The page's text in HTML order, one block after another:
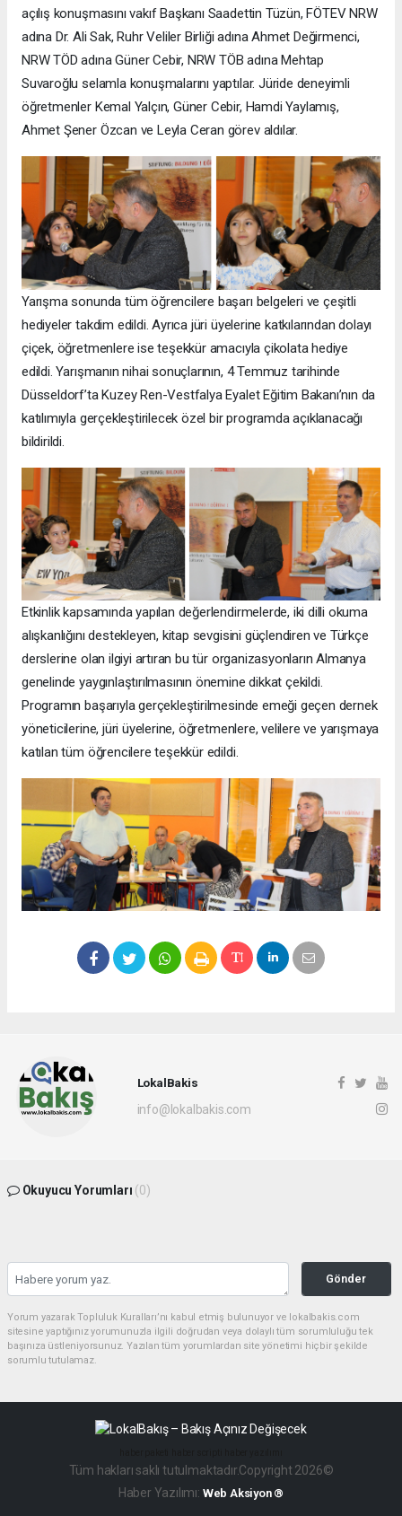
açılış konuşmasını vakıf Başkanı Saadettin Tüzün, FÖTEV NRW
adına Dr. Ali Sak, Ruhr Veliler Birliği adına Ahmet Değirmenci,
NRW TÖD adına Güner Cebir, NRW TÖB adına Mehtap
Suvaroğlu selamla konuşmalarını yaptılar. Jüride deneyimli
öğretmenler Kemal Yalçın, Güner Cebir, Hamdi Yaylamış,
Ahmet Şener Özcan ve Leyla Ceran görev aldılar.
Yarışma sonunda tüm öğrencilere başarı belgeleri ve çeşitli
hediyeler takdim edildi. Ayrıca jüri üyelerine katkılarından dolayı
çiçek, öğretmenlere ise teşekkür amacıyla çikolata hediye
edildi. Yarışmanın nihai sonuçlarının, 4 Temmuz tarihinde
Düsseldorf’ta Kuzey Ren-Vestfalya Eyalet Eğitim Bakanı’nın da
katılımıyla gerçekleştirilecek özel bir programda açıklanacağı
bildirildi.
Etkinlik kapsamında yapılan değerlendirmelerde, iki dilli okuma
alışkanlığını destekleyen, kitap sevgisini güçlendiren ve Türkçe
derslerine olan ilgiyi artıran bu tür organizasyonların Almanya
genelinde yaygınlaştırılmasının önemine dikkat çekildi.
Programın başarıyla gerçekleştirilmesinde emeği geçen dernek
yöneticilerine, jüri üyelerine, öğretmenlere, velilere ve yarışmaya
katılan tüm öğrencilere teşekkür edildi.
LokalBakis
info@lokalbakis.com
Okuyucu Yorumları (0)
Gönder
Yorum yazarak Topluluk Kuralları’nı kabul etmiş bulunuyor ve lokalbakis.com
sitesine yaptığınız yorumunuzla ilgili doğrudan veya dolaylı tüm sorumluluğu tek
başınıza üstleniyorsunuz. Yazılan tüm yorumlardan site yönetimi hiçbir şekilde
sorumlu tutulamaz.
Tüm hakları saklı tutulmaktadır.Copyright 2026©
Haber Yazılımı: Web Aksiyon ®